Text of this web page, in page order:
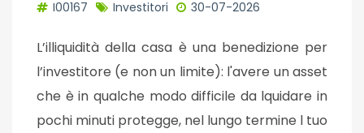
I00167 Investitori 30-07-2026
L’illiquidità della casa è una benedizione per
l’investitore (e non un limite): l'avere un asset
che è in qualche modo difficile da lquidare in
pochi minuti protegge, nel lungo termine l tuo